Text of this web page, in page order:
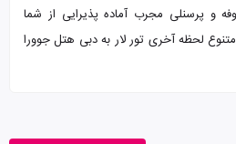
و پرسنلی مجرب آماده پذیرایی از شما
لحظه آخری تور لار به دبی هتل جوورا